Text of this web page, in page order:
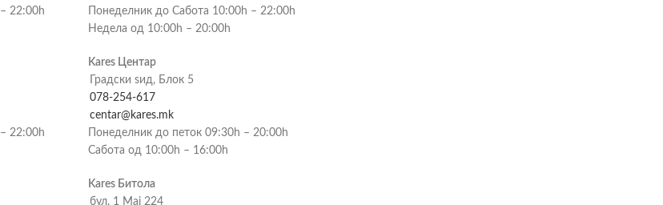
22:00h
22:00h
Понеделник до Сабота 10:00h – 22:00h
Недела од 10:00h – 20:00h
Kares Центар
Градски ѕид, Блок 5
078-254-617
centar@kares.mk
Понеделник до петок 09:30h – 20:00h
Сабота од 10:00h – 16:00h
Kares Битола
бул. 1 Мај 224